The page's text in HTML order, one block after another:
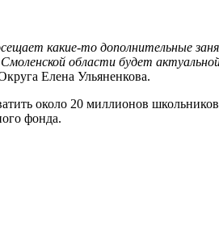
какие-то дополнительные
области будет
Елена Ульяненкова.
около 20 миллионов школьников
фонда.